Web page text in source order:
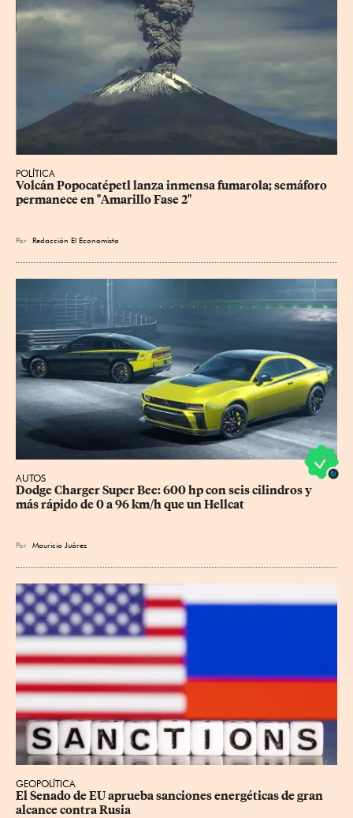
POLÍTICA
Volcán Popocatépetl lanza inmensa fumarola; semáforo
permanece en "Amarillo Fase 2"
Por Redacción El Economista
AUTOS
Dodge Charger Super Bee: 600 hp con seis cilindros y
más rápido de 0 a 96 km/h que un Hellcat
Por Mauricio Juárez
GEOPOLÍTICA
El Senado de EU aprueba sanciones energéticas de gran
alcance contra Rusia